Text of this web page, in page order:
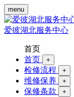
menu
爱彼湖北服务中心
首页
首页
+
检修流程 +
维修保养 +
保修条款 +